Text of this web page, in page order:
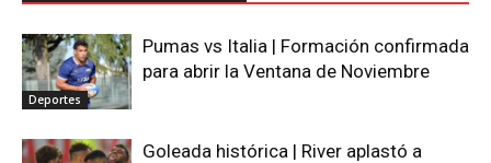
Deportes
Pumas vs Italia | Formación confirmada
para abrir la Ventana de Noviembre
Goleada histórica | River aplastó a